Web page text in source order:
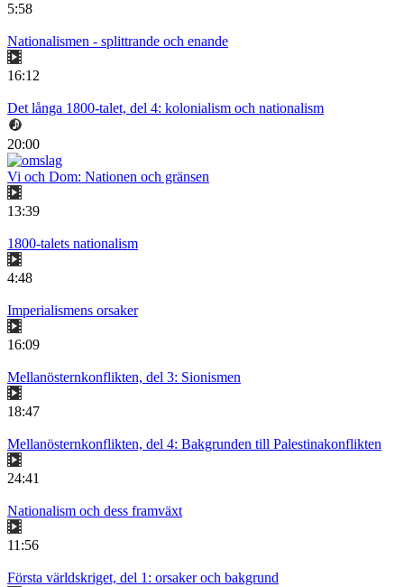
5:58
Nationalismen - splittrande och enande
16:12
Det långa 1800-talet, del 4: kolonialism och nationalism
20:00
Vi och Dom: Nationen och gränsen
13:39
1800-talets nationalism
4:48
Imperialismens orsaker
16:09
Mellanösternkonflikten, del 3: Sionismen
18:47
Mellanösternkonflikten, del 4: Bakgrunden till Palestinakonflikten
24:41
Nationalism och dess framväxt
11:56
Första världskriget, del 1: orsaker och bakgrund